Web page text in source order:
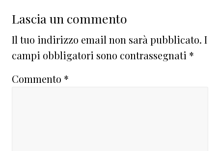
Lascia un commento
Il tuo indirizzo email non sarà pubblicato. I
campi obbligatori sono contrassegnati *
Commento *